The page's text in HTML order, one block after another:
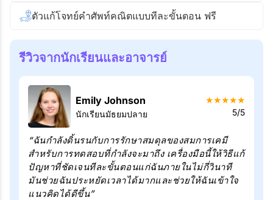
ตัวแก้โจทย์คำศัพท์คณิตแบบทีละขั้นตอน ฟรี
รีวิวจากนักเรียนและอาจารย์
Emily Johnson
นักเรียนมัธยมปลาย
★★★★★
5/5
“ฉันกำลังดิ้นรนกับการรักษาสมดุลของสมการเคมี
สำหรับการทดสอบที่กำลังจะมาถึง เครื่องมือนี้ให้วิธีแก้
ปัญหาที่ชัดเจนทีละขั้นตอนแก่ฉันภายในไม่กี่วินาที
มันช่วยฉันประหยัดเวลาได้มากและช่วยให้ฉันเข้าใจ
แนวคิดได้ดีขึ้น”